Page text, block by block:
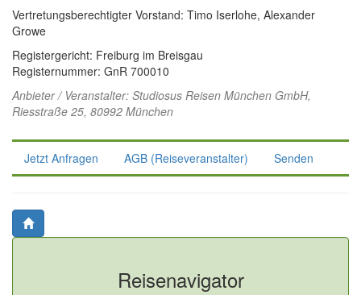
Vertretungsberechtigter Vorstand: Timo Iserlohe, Alexander
Growe
Registergericht: Freiburg im Breisgau
Registernummer: GnR 700010
Anbieter / Veranstalter: Studiosus Reisen München GmbH,
Riesstraße 25, 80992 München
Jetzt Anfragen AGB (Reiseveranstalter) Senden
Reisenavigator